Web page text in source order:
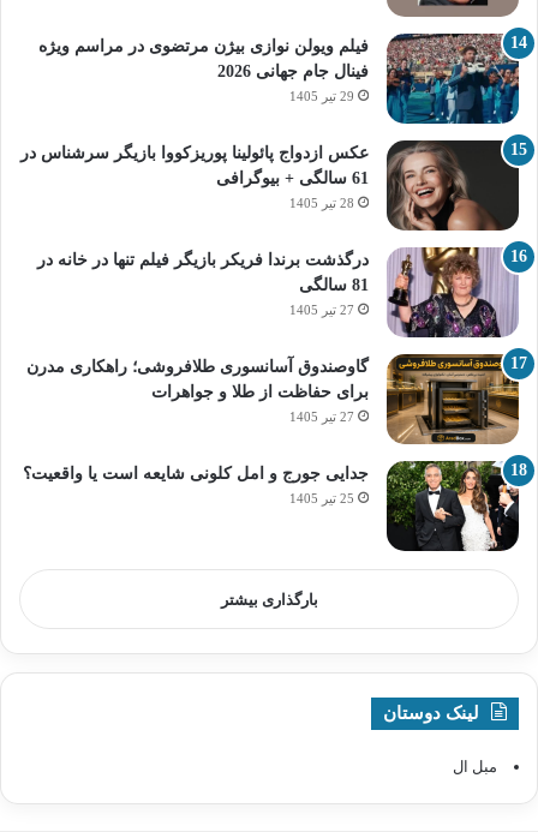
فیلم ویولن نوازی بیژن مرتضوی در مراسم ویژه
فینال جام جهانی 2026
29 تیر 1405
عکس ازدواج پائولینا پوریزکووا بازیگر سرشناس در
61 سالگی + بیوگرافی
28 تیر 1405
درگذشت برندا فریکر بازیگر فیلم تنها در خانه در
81 سالگی
27 تیر 1405
گاوصندوق آسانسوری طلافروشی؛ راهکاری مدرن
برای حفاظت از طلا و جواهرات
27 تیر 1405
جدایی جورج و امل کلونی شایعه است یا واقعیت؟
25 تیر 1405
بارگذاری بیشتر
لینک دوستان
مبل ال